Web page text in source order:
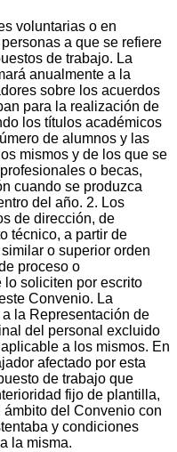
voluntarias o en
a que se refiere
de trabajo. La
anualmente a la
sobre los acuerdos
para la realización de
los títulos académicos
de alumnos y las
mismos y de los que se
o becas,
cuando se produzca
del año. 2. Los
de dirección, de
técnico, a partir de
o superior orden
proceso o
soliciten por escrito
Convenio. La
la Representación de
del personal excluido
a los mismos. En
afectado por esta
de trabajo que
fijo de plantilla,
del Convenio con
y condiciones
la misma.